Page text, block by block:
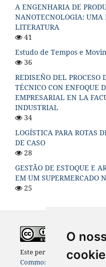
O
A ENGENHARIA DE
NANOTECNOLOGIA: UMA
LITERATURA
41
Estudo de Tempos e
36
REDISEÑO DEL PROCESO
TÉCNICO CON ENFOQUE
EMPRESARIAL EN LA
INDUSTRIAL
34
LOGÍSTICA PARA ROTAS
DE CASO
28
GESTÃO DE ESTOQUE E
EM UM SUPERMERCADO
25
Este periódico está
Commons - Atribuição -